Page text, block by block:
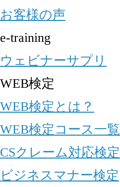
お客様の声
e-training
ウェビナーサプリ
WEB検定
WEB検定とは？
WEB検定コース一覧
CSクレーム対応検定
ビジネスマナー検定